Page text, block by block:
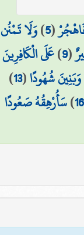
(
5
)وَلَا تَمْنُن
(
9
)عَلَى الْكَافِرِينَ
وَبَنِينَ شُهُودًا(
13
)
16
)سَأُرْهِقُهُ صَعُودًا